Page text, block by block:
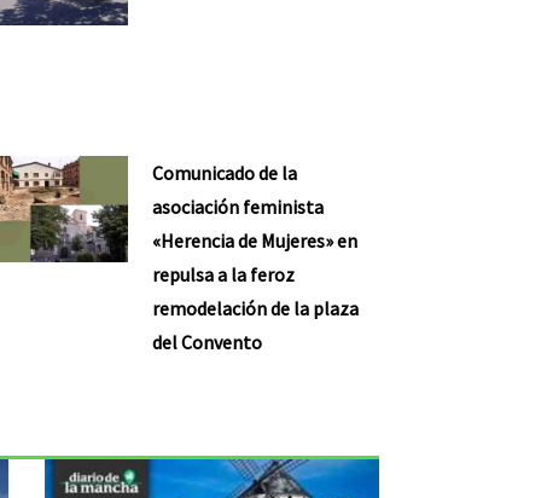
Comunicado de la
asociación feminista
«Herencia de Mujeres» en
repulsa a la feroz
remodelación de la plaza
del Convento